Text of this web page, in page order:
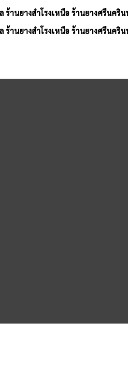
านยางสำโรงเหนือ ร้านยางศรีนค
านยางสำโรงเหนือ ร้านยางศรีนค